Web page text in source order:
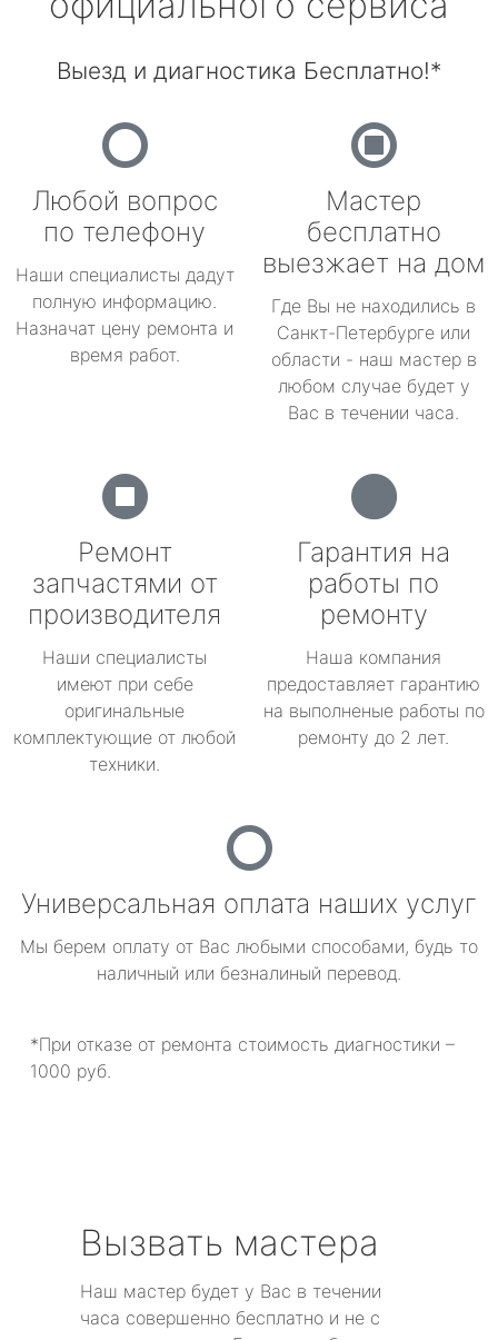
Выезд и диагностика Бесплатно!*
Любой вопрос
по телефону
Наши специалисты дадут
полную информацию.
Назначат цену ремонта и
время работ.
Мастер
бесплатно
выезжает на дом
Где Вы не находились в
Санкт-Петербурге или
области - наш мастер в
любом случае будет у
Вас в течении часа.
Ремонт
запчастями от
производителя
Наши специалисты
имеют при себе
оригинальные
комплектующие от любой
техники.
Гарантия на
работы по
ремонту
Наша компания
предоставляет гарантию
на выполненые работы по
ремонту до 2 лет.
Универсальная оплата наших услуг
Мы берем оплату от Вас любыми способами, будь то
наличный или безналиный перевод.
*При отказе от ремонта стоимость диагностики –
1000 руб.
Вызвать мастера
Наш мастер будет у Вас в течении
часа совершенно бесплатно и не с